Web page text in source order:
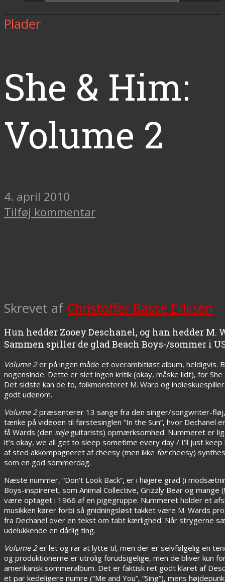
Plader
She & Him:
Volume 2
4. april 2010
Tilføj kommentar
Skrevet af Christoffer Basse Eriksen
Hun hedder Zooey Deschanel, og han hedder
Sammen spiller de glad Beach Boys-/sommer i
Volume 2er på ingen måde et overambitiøst album, heldigvis.
nogensinde. Dette er slet ingen kritik (okay, måske lidt), for
Det sidste kan de to, folkmonsteret M. Ward og
godt udenom.
Volume 2præsenterer 13 sange fra den singer/songwriter-
tænke på videoen til førstesinglen “In the Sun”, hvor Dechanel
få Wards (den sejeguitarists) opmærksomhed. Nummeret er
it’s okay, we all get to sleep sometime every day / I’ll just
af sted akkompagneret af cheesy (men ikke forcheesy)
som en god sommerdag.
Næste nummer, “Don’t Look Back”, er i højere grad (i
Boys-inspireret, som Animal Collective, Grizzly Bear og mange
være optaget i 1966 af en pigegruppe. Nummeret holder et
musikken kører forbi så gnidningsløst takket være M. Wards
fra Dechanel over en tekst om tabt kærlighed. Når strygerne
udelukkende en dårlig ting.
Volume 2er let og rar at lytte til, men der er selvfølgelig en
og produktionerne er utrolig forudsigelige, men de bliver kun
amerikansk sommeralbum. Det er faktisk ret godt klaret af
et par kedeligere numre (“Me and You”, “Sing”), mens